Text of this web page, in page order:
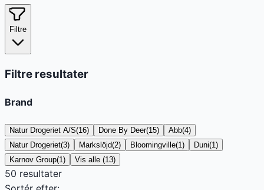
Filtre
Filtre resultater
Brand
Natur Drogeriet A/S(16) Done By Deer(15) Abb(4)
Natur Drogeriet(3) Markslöjd(2) Bloomingville(1) Duni(1)
Karnov Group(1) Vis alle (13)
50 resultater